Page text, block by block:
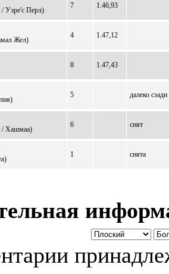
Уэрe'c Пeрл)
7 1.46,93
Жел)
4 1.47,12
8 1.47,43
5 далеко сзади
/ Xaшмaa)
6 снят
1 снята